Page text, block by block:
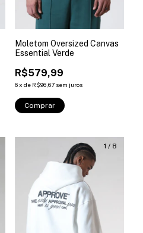
Moletom Oversized Canvas
Essential Verde
R$579,99
6x de R$96,67 sem juros
Comprar
1 / 8